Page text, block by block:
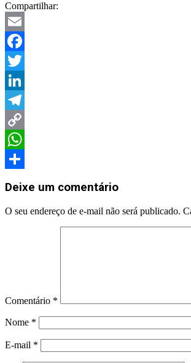
Compartilhar:
Email
Facebook
Twitter
LinkedIn
Telegram
Copy
Link
WhatsApp
Deixe um comentário
O seu endereço de e-mail não será publicado.
Comentário *
Nome *
E-mail *